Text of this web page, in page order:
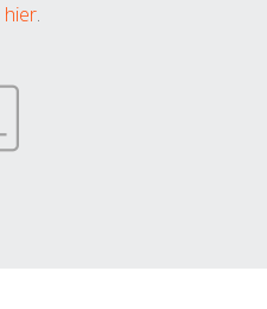
hier.